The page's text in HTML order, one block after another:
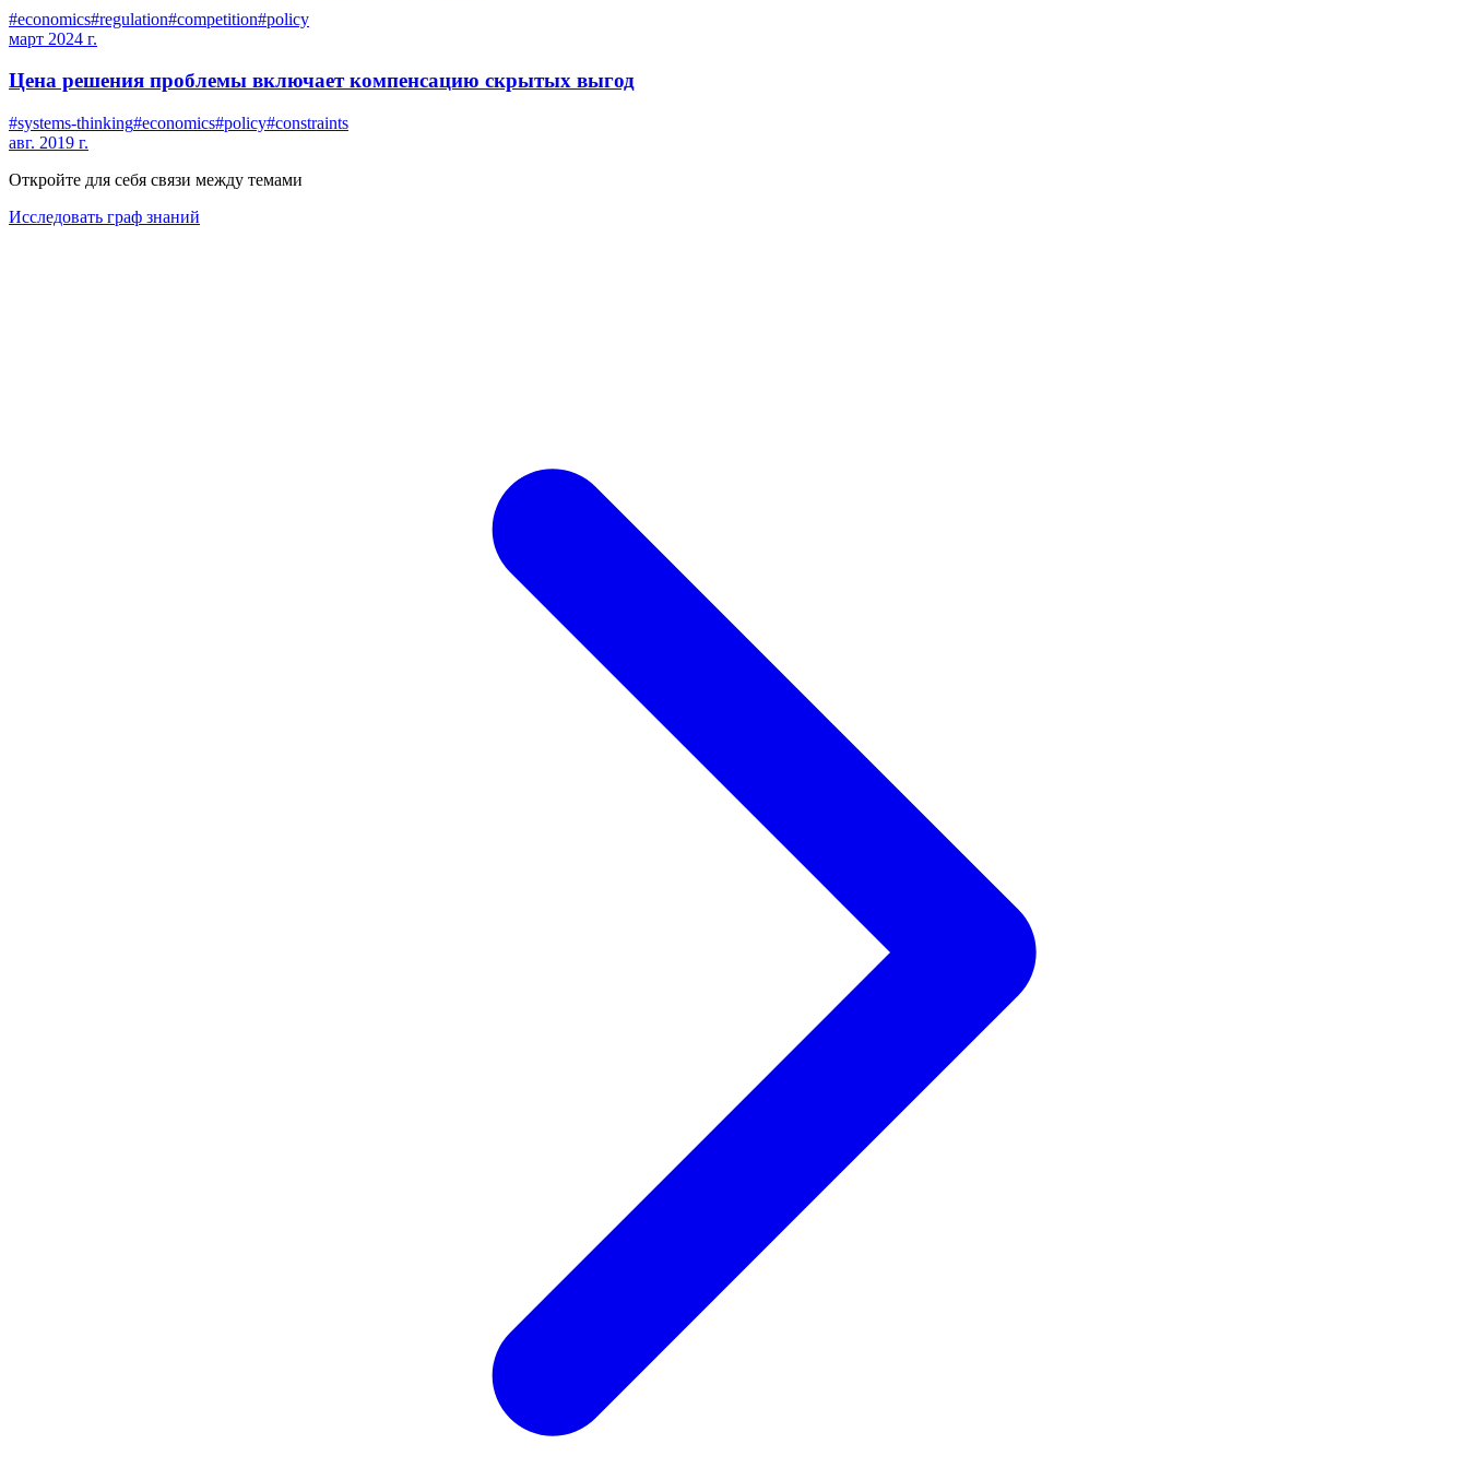
#economics#regulation#competition#policy
март 2024 г.
Цена решения проблемы включает компенсацию скрытых выгод
#systems-thinking#economics#policy#constraints
авг. 2019 г.
Откройте для себя связи между темами
Исследовать граф знаний